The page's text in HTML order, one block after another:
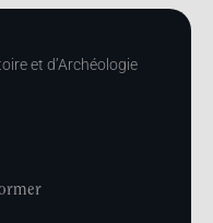
et d’Archéologie